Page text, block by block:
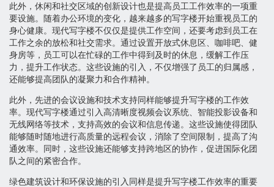
此外，休闲和社交区域的创新设计也是提高员工工作效率的一项重
要设施。随着办公环境的变化，越来越多的写字楼开始重视员工的
身心健康。现代写字楼不仅仅是提供工作空间，还要考虑到员工在
工作之余的放松和社交需求。通过设置开放式休息区、咖啡吧、健
身房等，员工可以在忙碌的工作中得到及时的休息，缓解工作压
力，提升工作状态。这些设施的引入，不仅增强了员工的归属感，
还能够提高团队的凝聚力和合作精神。
此外，先进的会议设施和技术支持同样能够提升写字楼的工作效
率。现代写字楼通过引入高清晰度视频会议系统、智能投影设备和
无线网络等技术，支持高效的会议和信息传递。这些设施使得团队
能够随时随地进行高质量的远程会议，消除了空间限制，提高了沟
通效率。同时，这些设施还能够支持跨地区的协作，促进国际化团
队之间的紧密合作。
绿色建筑设计和环保设施的引入同样是提升写字楼工作效率的重要